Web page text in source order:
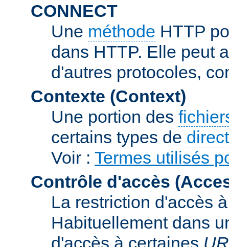
CONNECT
Une méthode HTTP
dans HTTP. Elle peut
d'autres protocoles,
Contexte (Context)
Une portion des
certains types de
Voir : Termes utilisés
Contrôle d'accès
La restriction d'accès
Habituellement dans
d'accès à certaines